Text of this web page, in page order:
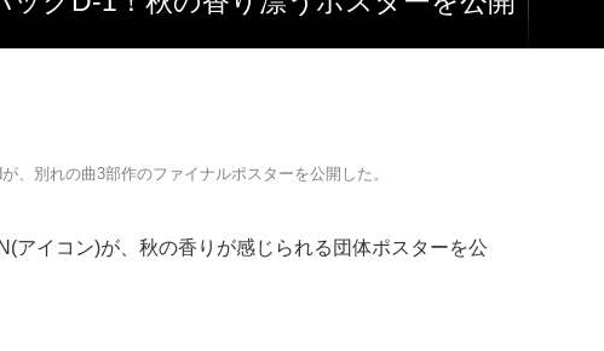
、別れの曲3部作のファイナルポスターを公開した。
アイコン)が、秋の香りが感じられる団体ポスターを公